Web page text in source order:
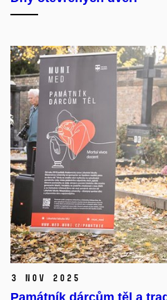
3 Nov 2025